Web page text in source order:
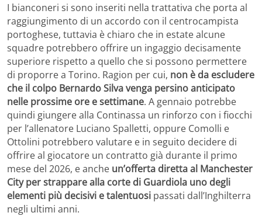
I bianconeri si sono inseriti nella trattativa che porta al
raggiungimento di un accordo con il centrocampista
portoghese, tuttavia è chiaro che in estate alcune
squadre potrebbero offrire un ingaggio decisamente
superiore rispetto a quello che si possono permettere
di proporre a Torino. Ragion per cui, non è da escludere
che il colpo Bernardo Silva venga persino anticipato
nelle prossime ore e settimane. A gennaio potrebbe
quindi giungere alla Continassa un rinforzo con i fiocchi
per l’allenatore Luciano Spalletti, oppure Comolli e
Ottolini potrebbero valutare e in seguito decidere di
offrire al giocatore un contratto già durante il primo
mese del 2026, e anche un’offerta diretta al Manchester
City per strappare alla corte di Guardiola uno degli
elementi più decisivi e talentuosi passati dall’Inghilterra
negli ultimi anni.